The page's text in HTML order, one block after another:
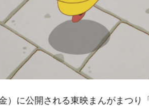
）に公開される東映まんがまつり